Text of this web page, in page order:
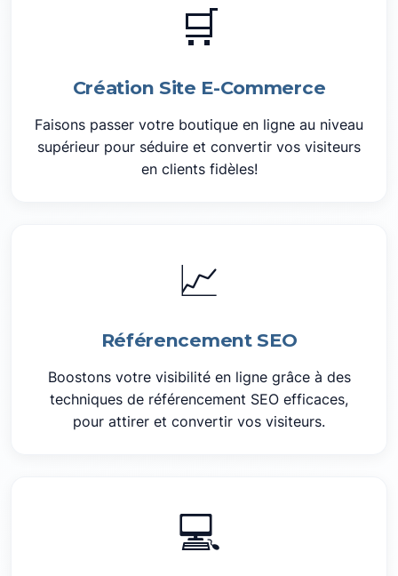
🛒
Création Site E-Commerce
Faisons passer votre boutique en ligne au niveau
supérieur pour séduire et convertir vos visiteurs
en clients fidèles!
📈
Référencement SEO
Boostons votre visibilité en ligne grâce à des
techniques de référencement SEO efficaces,
pour attirer et convertir vos visiteurs.
💻